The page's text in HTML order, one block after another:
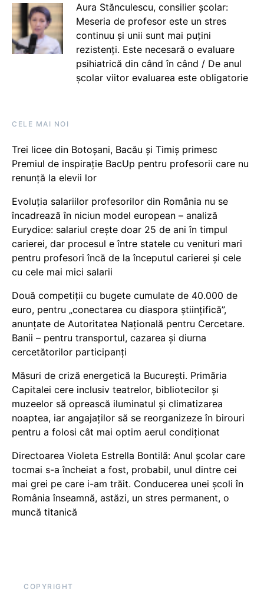
Aura Stănculescu, consilier școlar:
Meseria de profesor este un stres
continuu și unii sunt mai puțini
rezistenți. Este necesară o evaluare
psihiatrică din când în când / De anul
școlar viitor evaluarea este obligatorie
CELE MAI NOI
Trei licee din Botoșani, Bacău și Timiș primesc
Premiul de inspirație BacUp pentru profesorii care nu
renunță la elevii lor
Evoluția salariilor profesorilor din România nu se
încadrează în niciun model european – analiză
Eurydice: salariul crește doar 25 de ani în timpul
carierei, dar procesul e între statele cu venituri mari
pentru profesori încă de la începutul carierei și cele
cu cele mai mici salarii
Două competiții cu bugete cumulate de 40.000 de
euro, pentru „conectarea cu diaspora științifică”,
anunțate de Autoritatea Națională pentru Cercetare.
Banii – pentru transportul, cazarea și diurna
cercetătorilor participanți
Măsuri de criză energetică la București. Primăria
Capitalei cere inclusiv teatrelor, bibliotecilor și
muzeelor să oprească iluminatul și climatizarea
noaptea, iar angajaților să se reorganizeze în birouri
pentru a folosi cât mai optim aerul condiționat
Directoarea Violeta Estrella Bontilă: Anul școlar care
tocmai s-a încheiat a fost, probabil, unul dintre cei
mai grei pe care i-am trăit. Conducerea unei școli în
România înseamnă, astăzi, un stres permanent, o
muncă titanică
COPYRIGHT